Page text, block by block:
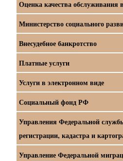
Оценка качества
Министерство социального
Внесудебное банкротство
Платные услуги
Услуги в электронном виде
Социальный фонд РФ
Управления Федеральной
регистрации, кадастра и
Управление Федеральной